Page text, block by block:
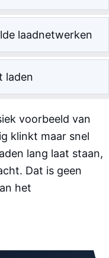
laadnetwerken
laden
voorbeeld van
klinkt maar snel
lang laat staan,
Dat is geen
het